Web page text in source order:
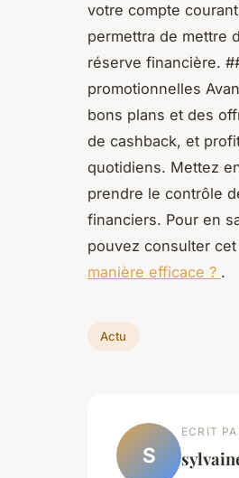
votre compte
permettra de mettre
réserve financière.
promotionnelles
bons plans et des
de cashback, et
quotidiens. Mettez
prendre le contrôle
financiers. Pour en
pouvez consulter
manière efficace ? .
Actu
S
ECRIT